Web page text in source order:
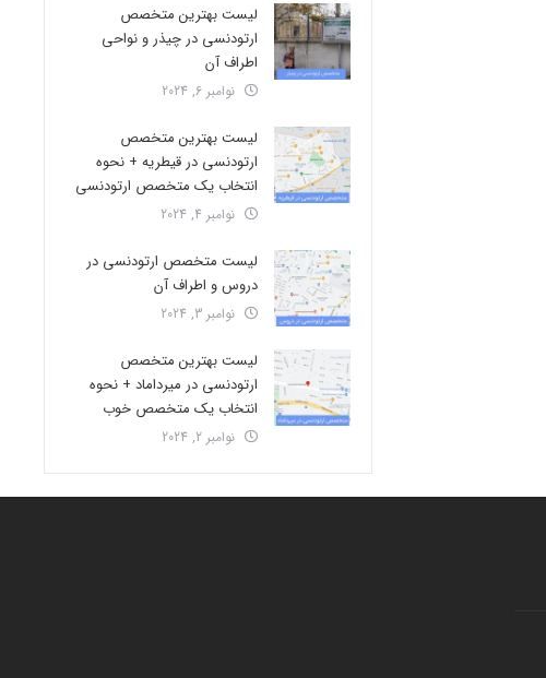
لیست بهترین متخصص
ارتودنسی در چیذر و نواحی
اطراف آن
نوامبر 6, 2024
لیست بهترین متخصص
ارتودنسی در قیطریه + نحوه
انتخاب یک متخصص ارتودنسی
نوامبر 4, 2024
لیست متخصص ارتودنسی در
دروس و اطراف آن
نوامبر 3, 2024
لیست بهترین متخصص
ارتودنسی در میرداماد + نحوه
انتخاب یک متخصص خوب
نوامبر 2, 2024